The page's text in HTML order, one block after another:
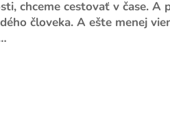
chceme cestovať v čase. A
človeka. A ešte menej